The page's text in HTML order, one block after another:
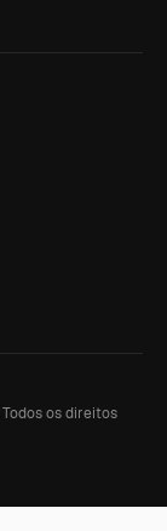
Todos os direitos